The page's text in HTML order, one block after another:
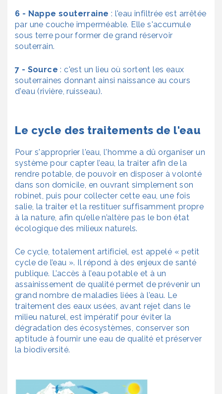
6 - Nappe souterraine : l'eau infiltrée est arrêtée
par une couche imperméable. Elle s'accumule
sous terre pour former de grand réservoir
souterrain.
7 - Source: c'est un lieu où sortent les eaux
souterraines donnant ainsi naissance au cours
d'eau (rivière, ruisseau).
Le cycle des traitements de l'eau
Pour s'approprier l'eau, l'homme a dû organiser un
systèmepour capter l’eau, la traiter afin de la
rendre potable, de pouvoir en disposer à volonté
dans son domicile, en ouvrant simplement son
robinet, puis pour collecter cette eau, une fois
salie, la traiter et la restituer suffisamment propre
à la nature, afin qu’elle n’altère pas le bon état
écologique des milieux naturels.
Ce cycle, totalement artificiel, est appelé « petit
cycle de l’eau ». Il répond à des enjeux de santé
publique. L’accès à l’eau potable et à un
assainissement de qualité permet de prévenir un
grand nombre de maladies liées à l’eau. Le
traitement des eaux usées, avant rejet dans le
milieu naturel, est impératif pour éviter la
dégradation des écosystèmes, conserver son
aptitude à fournir une eau de qualité et préserver
la biodiversité.